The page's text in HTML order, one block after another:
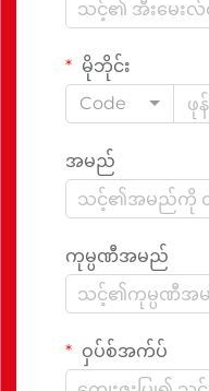
မိုဘိုင်း
Code
အမည်
ကုမ္ပဏီအမည်
ဝှပ်စ်အက်ပ်